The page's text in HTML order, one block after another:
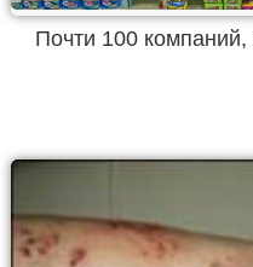
Почти 100